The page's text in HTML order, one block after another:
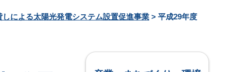
による太陽光発電システム設置促進事業 > 平成29年度